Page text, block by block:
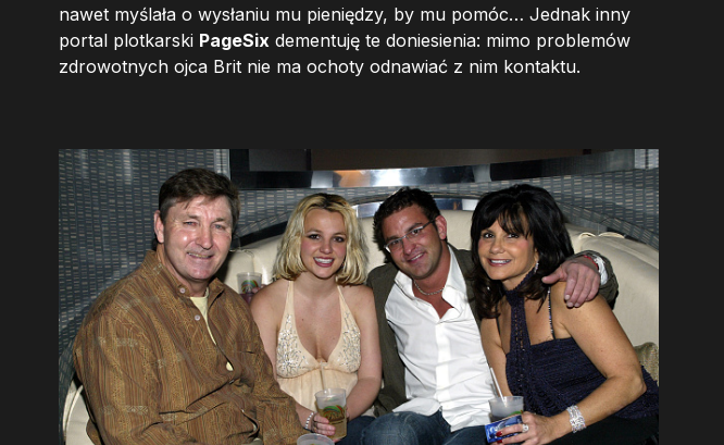
nawet myślała o wysłaniu mu pieniędzy, by mu pomóc… Jednak inny
portal plotkarski PageSix dementuję te doniesienia: mimo problemów
zdrowotnych ojca Brit nie ma ochoty odnawiać z nim kontaktu.